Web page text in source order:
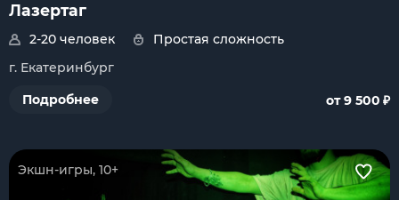
Лазертаг
2-20 человек
Простая сложность
г. Екатеринбург
Подробнее
от 9 500 ₽
Экшн-игры, 10+